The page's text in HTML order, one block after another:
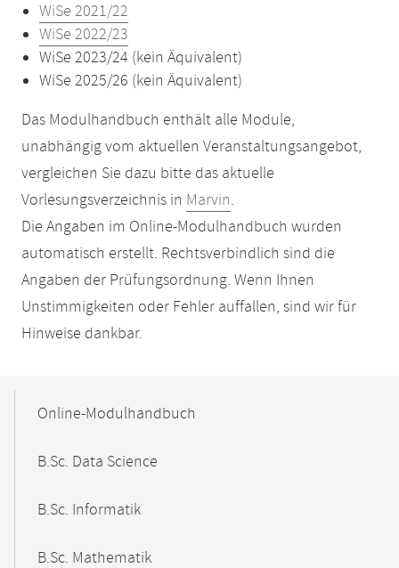
WiSe 2021/22
WiSe 2022/23
WiSe 2023/24 (kein Äquivalent)
WiSe 2025/26 (kein Äquivalent)
Das Modulhandbuch enthält alle Module,
unabhängig vom aktuellen Veranstaltungsangebot,
vergleichen Sie dazu bitte das aktuelle
Vorlesungsverzeichnis in Marvin.
Die Angaben im Online-Modulhandbuch wurden
automatisch erstellt. Rechtsverbindlich sind die
Angaben der Prüfungsordnung. Wenn Ihnen
Unstimmigkeiten oder Fehler auffallen, sind wir für
Hinweise dankbar.
NavigationOnline-Modulhandbuch
B.Sc. Data Science
B.Sc. Informatik
B.Sc. Mathematik